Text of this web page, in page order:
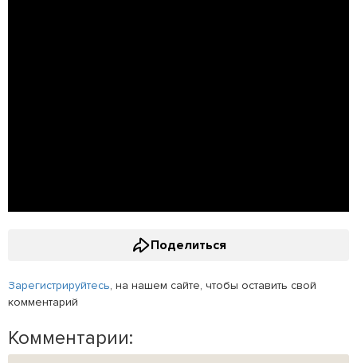
Поделиться
Зарегистрируйтесь, на нашем сайте, чтобы оставить свой
комментарий
Комментарии: